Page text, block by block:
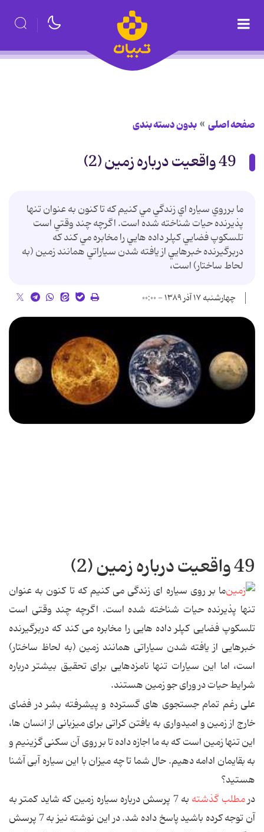
صفحه اصلی بدون دسته بندی
49 واقعيت درباره زمين (2)
ما برروي سياره اي زندگي مي کنيم که تا کنون به عنوان تنها
پذيرنده حيات شناخته شده است. اگرچه چند وقتي است
تلسکوپ فضايي کپلر داده هايي را مخابره مي کند که
دربرگيرنده خبرهايي از يافته شدن سياراتي همانند زمين (به
لحاط ساختار) است،
چهارشنبه ۱۷ آذر ۱۳۸۹ - ۰۰:۰۰
49 واقعیت درباره زمین (2)
ما بر روی سیاره ای زندگی می کنیم که تا کنون به عنوان
تنها پذیرنده حیات شناخته شده است. اگرچه چند وقتی است
تلسکوپ فضایی کپلر داده هایی را مخابره می کند که دربرگیرنده
خبرهایی از یافته شدن سیاراتی همانند زمین (به لحاظ ساختار)
است، اما این سیارات تنها نامزدهایی برای تحقیق بیشتر درباره
شرایط حیات در ورای جو زمین هستند.
علی رغم تمام جستجوی های گسترده و پیشرفته بشر در فضای
خارج از زمین و امیدواری به یافتن کراتی برای میزبانی از انسان ها،
این تنها زمین است که به ما اجازه داده تا بر روی آن سکنی گزینیم و
به بقایمان ادامه دهیم. حال شما تا چه میزان با این سیاره آبی آشنا
هستید؟
درمطلب گذشته
به 7 پرسش درباره سیاره زمین که شاید کمتر به
آن توجه کرده باشید پاسخ داده شد. در این نوشته نیز به 7 پرسش